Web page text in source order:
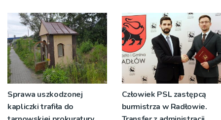
badania
Sprawa uszkodzonej
kapliczki trafiła do
Człowiek PSL zastępcą
burmistrza w Radłowie.